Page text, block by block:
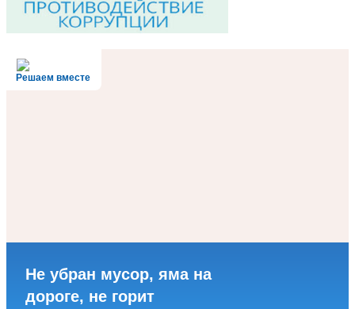
Решаем вместе
Не убран мусор, яма на
дороге, не горит